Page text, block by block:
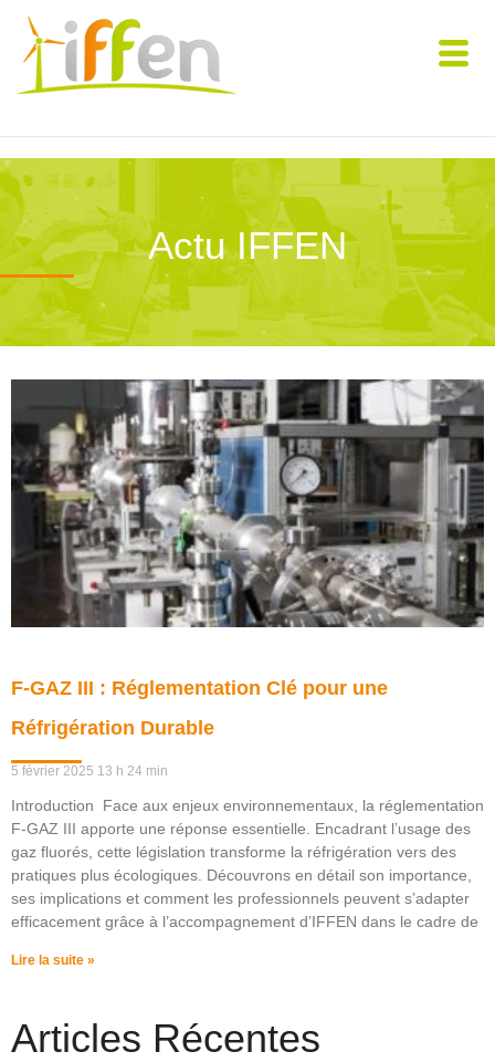
Actu IFFEN
F-GAZ III : Réglementation Clé pour une
Réfrigération Durable
5 février 2025 13 h 24 min
Introduction Face aux enjeux environnementaux, la réglementation
F-GAZ III apporte une réponse essentielle. Encadrant l’usage des
gaz fluorés, cette législation transforme la réfrigération vers des
pratiques plus écologiques. Découvrons en détail son importance,
ses implications et comment les professionnels peuvent s’adapter
efficacement grâce à l’accompagnement d’IFFEN dans le cadre de
Lire la suite »
Articles Récentes